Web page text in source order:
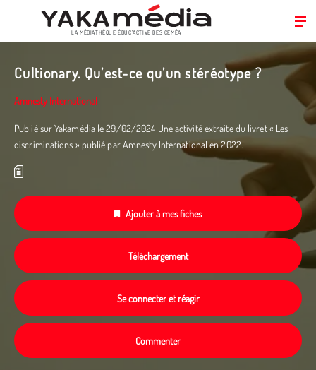
principal
LA MÉDIATHÈQUE ÉDUC’ACTIVE DES CEMÉA
Cultionary. Qu’est-ce qu’un stéréotype ?
Amnesty International
Publié sur Yakamédia le 29/02/2024 Une activité extraite du livret « Les
discriminations » publié par Amnesty International en 2022.­
Ajouter à mes fiches
Téléchargement
Se connecter et réagir
Commenter